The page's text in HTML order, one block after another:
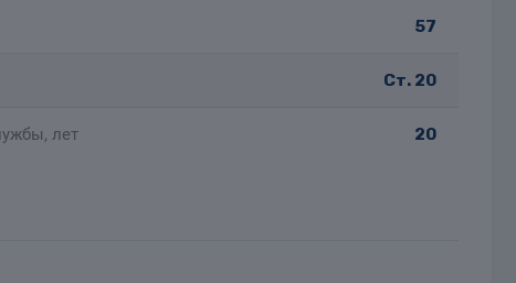
57
Ст. 20
лет 20